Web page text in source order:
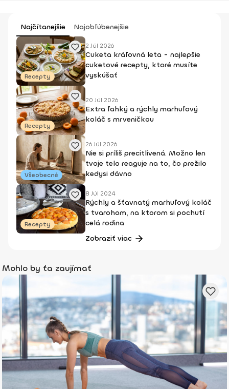
Najčítanejšie Najobľúbenejšie
Recepty
2 Júl 2026
Cuketa kráľovná leta - najlepšie
cuketové recepty, ktoré musíte
vyskúšať
Recepty
20 Júl 2026
Extra ľahký a rýchly marhuľový
koláč s mrveničkou
Všeobecné
26 Júl 2026
Nie si príliš precitlivená. Možno len
tvoje telo reaguje na to, čo prežilo
kedysi dávno
Recepty
8 Júl 2024
Rýchly a šťavnatý marhuľový koláč
s tvarohom, na ktorom si pochutí
celá rodina
Zobraziť viac
Mohlo by ťa zaujímať